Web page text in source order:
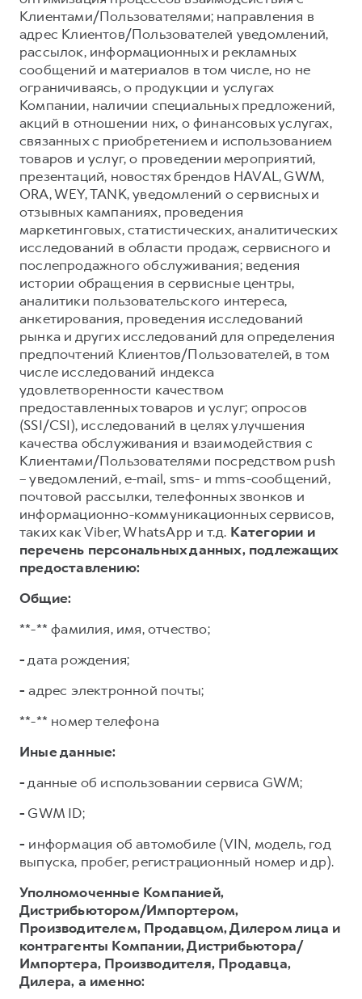
Клиентами/Пользователями; направления в
адрес Клиентов/Пользователей уведомлений,
рассылок, информационных и рекламных
сообщений и материалов в том числе, но не
ограничиваясь, о продукции и услугах
Компании, наличии специальных предложений,
акций в отношении них, о финансовых услугах,
связанных с приобретением и использованием
товаров и услуг, о проведении мероприятий,
презентаций, новостях брендов HAVAL, GWM,
ORA, WEY, TANK, уведомлений о сервисных и
отзывных кампаниях, проведения
маркетинговых, статистических, аналитических
исследований в области продаж, сервисного и
послепродажного обслуживания; ведения
истории обращения в сервисные центры,
аналитики пользовательского интереса,
анкетирования, проведения исследований
рынка и других исследований для определения
предпочтений Клиентов/Пользователей, в том
числе исследований индекса
удовлетворенности качеством
предоставленных товаров и услуг; опросов
(SSI/CSI), исследований в целях улучшения
качества обслуживания и взаимодействия с
Клиентами/Пользователями посредством push
– уведомлений, e-mail, sms- и mms-сообщений,
почтовой рассылки, телефонных звонков и
информационно-коммуникационных сервисов,
таких как Viber, WhatsApp и т.д. Категории и
перечень персональных данных, подлежащих
предоставлению:
Общие:
**-** фамилия, имя, отчество;
-дата рождения;
- адрес электронной почты;
**-** номер телефона
Иные данные:
-данные об использовании сервиса GWM;
- GWM ID;
- информация об автомобиле (VIN, модель, год
выпуска, пробег, регистрационный номер и др).
Уполномоченные Компанией,
Дистрибьютором/Импортером,
Производителем, Продавцом, Дилером лица и
контрагенты Компании, Дистрибьютора/
Импортера, Производителя, Продавца,
Дилера, а именно: